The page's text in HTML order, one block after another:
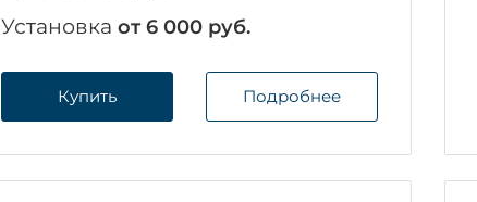
Установка от 6 000 руб.
Купить Подробнее